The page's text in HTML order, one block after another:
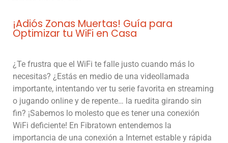
¡Adiós Zonas Muertas! Guía para
Optimizar tu WiFi en Casa
¿Te frustra que el WiFi te falle justo cuando más lo
necesitas? ¿Estás en medio de una videollamada
importante, intentando ver tu serie favorita en streaming
o jugando online y de repente… la ruedita girando sin
fin? ¡Sabemos lo molesto que es tener una conexión
WiFi deficiente! En Fibratown entendemos la
importancia de una conexión a Internet estable y rápida